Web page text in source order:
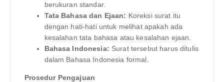
berukuran standar.
Tata Bahasa dan Ejaan: Koreksi surat itu
dengan hati-hati untuk melihat apakah ada
kesalahan tata bahasa atau kesalahan ejaan.
Bahasa Indonesia: Surat tersebut harus ditulis
dalam Bahasa Indonesia formal.
Prosedur Pengajuan